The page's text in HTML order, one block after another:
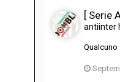
[ Serie
antiinter